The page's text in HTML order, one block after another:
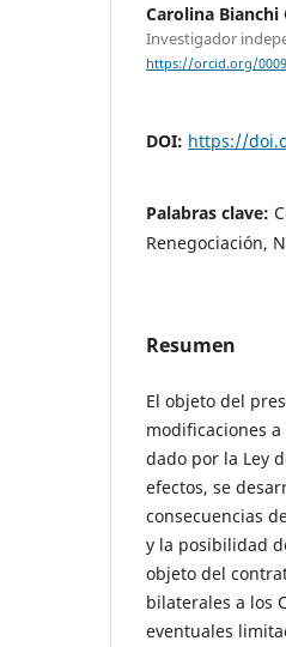
Carolina Bianchi
Investigador
https://orcid.org/
DOI: https://
Palabras clave:
Renegociación,
Resumen
El objeto del
modificaciones
dado por la Ley
efectos, se
consecuencias
y la posibilidad
objeto del
bilaterales a los
eventuales